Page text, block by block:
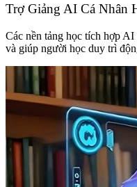
Trợ Giảng AI Cá Nhân
Các nền tảng học tích hợp
và giúp người học duy trì